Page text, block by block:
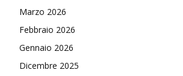
Marzo 2026
Febbraio 2026
Gennaio 2026
Dicembre 2025